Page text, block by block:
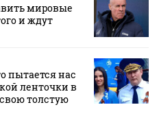
мировые
и ждут
пытается нас
ленточки в
толстую